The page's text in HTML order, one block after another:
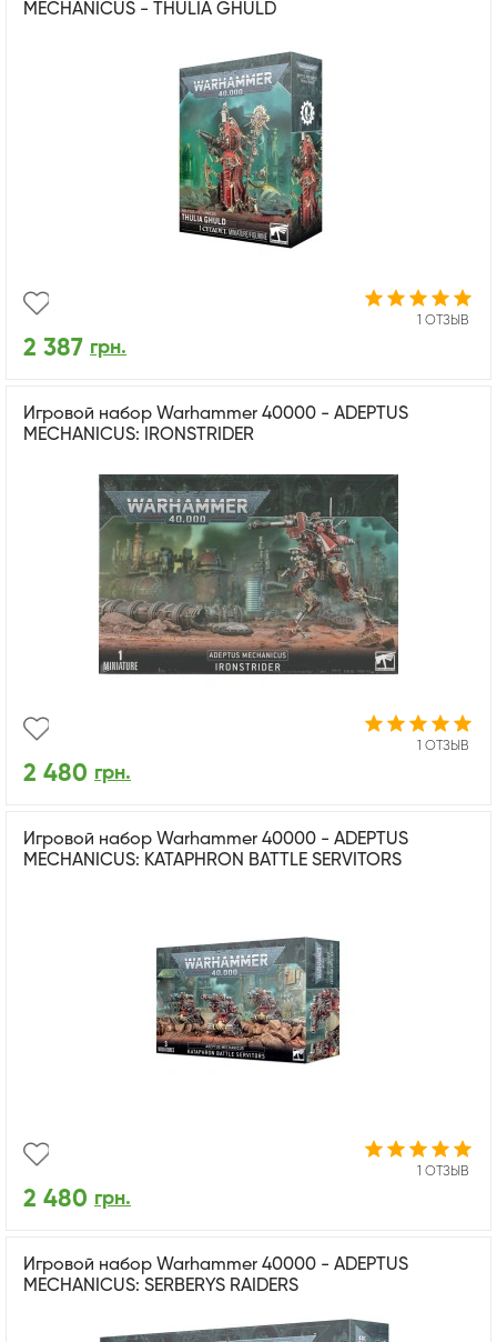
MECHANICUS - THULIA GHULD
1 ОТЗЫВ
2 387 грн.
Игровой набор Warhammer 40000 - ADEPTUS
MECHANICUS: IRONSTRIDER
1 ОТЗЫВ
2 480 грн.
Игровой набор Warhammer 40000 - ADEPTUS
MECHANICUS: KATAPHRON BATTLE SERVITORS
1 ОТЗЫВ
2 480 грн.
Игровой набор Warhammer 40000 - ADEPTUS
MECHANICUS: SERBERYS RAIDERS